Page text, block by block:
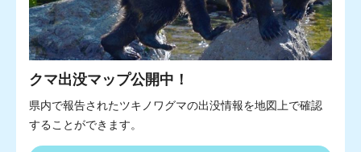
クマ出没マップ公開中！
県内で報告されたツキノワグマの出没情報を地図上で確認
することができます。